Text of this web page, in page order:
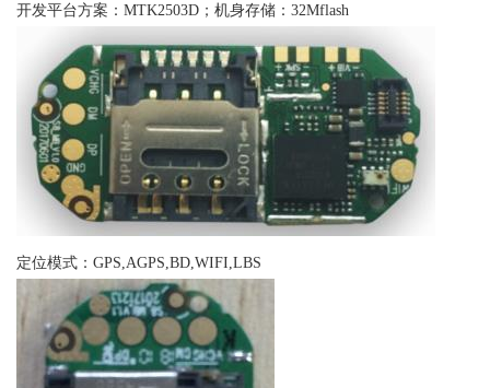
开发平台方案：MTK2503D；机身存储：32Mflash
定位模式：GPS,AGPS,BD,WIFI,LBS